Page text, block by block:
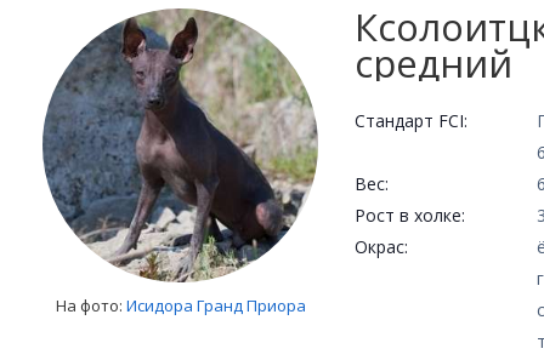
На фото: Исидора Гранд Приора
средний
Стандарт FCI:
Вес:
Рост в холке:
Окрас: